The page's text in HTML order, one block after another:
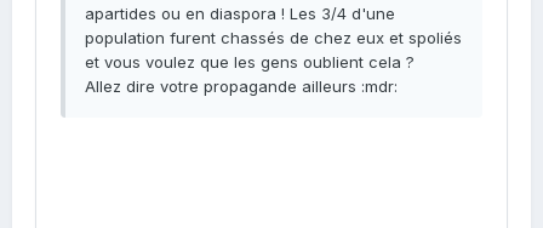
apartides ou en diaspora ! Les 3/4 d'une
population furent chassés de chez eux et spoliés
et vous voulez que les gens oublient cela ?
Allez dire votre propagande ailleurs :mdr: